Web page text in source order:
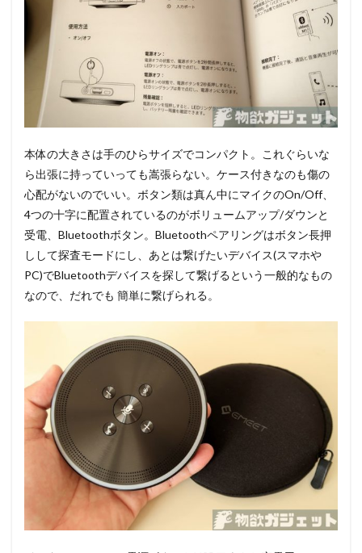
本体の大きさは手のひらサイズでコンパクト。これぐらいな
ら出張に持っていっても嵩張らない。ケース付きなのも傷の
心配がないのでいい。ボタン類は真ん中にマイクのOn/Off、
4つの十字に配置されているのがボリュームアップ/ダウンと
受電、Bluetoothボタン。Bluetoothペアリングはボタン長押
しして探査モードにし、あとは繋げたいデバイス(スマホや
PC)でBluetoothデバイスを探して繋げるという一般的なもの
なので、だれでも 簡単に繋げられる。